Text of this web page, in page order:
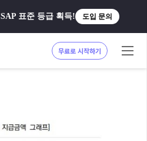
표준 등급 획득! 도입 문의
무료로 시작하기